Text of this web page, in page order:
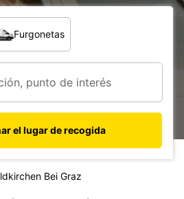
Furgonetas
el lugar de recogida
Bei Graz